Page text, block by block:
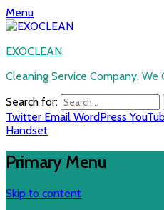
Menu
EXOCLEAN
Cleaning Service Company, We
Search for:
Twitter Email WordPress
Handset
Primary Menu
Skip to content